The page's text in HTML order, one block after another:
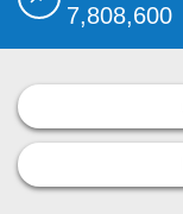
7,808,600